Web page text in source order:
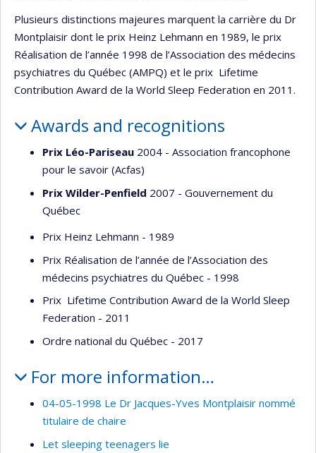
Plusieurs distinctions majeures marquent la carrière du Dr
Montplaisir dont le prix Heinz Lehmann en 1989, le prix
Réalisation de l’année 1998 de l’Association des médecins
psychiatres du Québec (AMPQ) et le prix Lifetime
Contribution Award de la World Sleep Federation en 2011.
Awards and recognitions
Prix Léo-Pariseau 2004 - Association francophone
pour le savoir (Acfas)
Prix Wilder-Penfield 2007 - Gouvernement du
Québec
Prix Heinz Lehmann - 1989
Prix Réalisation de l’année de l’Association des
médecins psychiatres du Québec - 1998
Prix Lifetime Contribution Award de la World Sleep
Federation - 2011
Ordre national du Québec - 2017
For more information…
04-05-1998 Le Dr Jacques-Yves Montplaisir nommé
titulaire de chaire
Let sleeping teenagers lie